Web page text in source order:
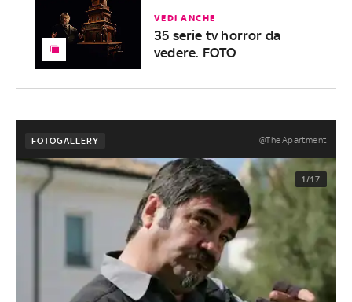
VEDI ANCHE
35 serie tv horror da
vedere. FOTO
FOTOGALLERY @The Apartment
1/17